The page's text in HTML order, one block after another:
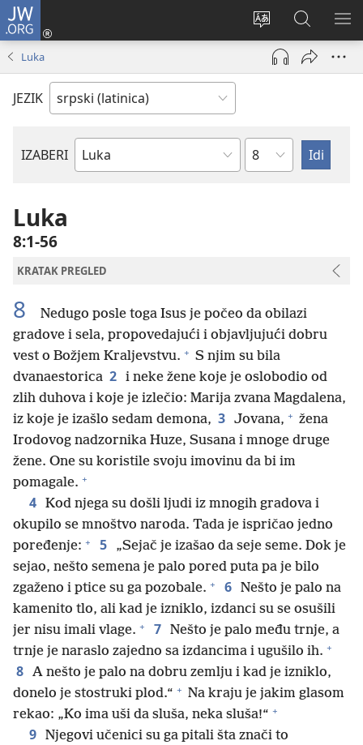
JW.ORG
Promeni
jezik
sajta
Prijava
(otvara
prozor)
Pretraga
sajta
JW.ORG
Luka
JEZIK
IZABERI
Biblijska
Poglavlje
Luka
8:1-56
KRATAK PREGLED
8
Nedugo posle toga Isus je počeo da obilazi
gradove i sela, propovedajući i objavljujući dobru
vest o Božjem Kraljevstvu. + S njim su bila
dvanaestorica 2 i neke žene koje je oslobodio od
zlih duhova i koje je izlečio: Marija zvana Magdalena,
iz koje je izašlo sedam demona, 3 Jovana, + žena
Irodovog nadzornika Huze, Susana i mnoge druge
žene. One su koristile svoju imovinu da bi im
pomagale. +
4 Kod njega su došli ljudi iz mnogih gradova i
okupilo se mnoštvo naroda. Tada je ispričao jedno
poređenje: + 5
„Sejač je izašao da seje seme. Dok je
sejao, nešto semena je palo pored puta pa je bilo
zgaženo i ptice su ga pozobale. + 6 Nešto je palo na
kamenito tlo, ali kad je izniklo, izdanci su se osušili
jer nisu imali vlage. + 7 Nešto je palo među trnje, a
trnje je naraslo zajedno sa izdancima i ugušilo ih. +
8 A nešto je palo na dobru zemlju i kad je izniklo,
donelo je stostruki plod.“ + Na kraju je jakim glasom
rekao: „Ko ima uši da sluša, neka sluša!“ +
9 Njegovi učenici su ga pitali šta znači to